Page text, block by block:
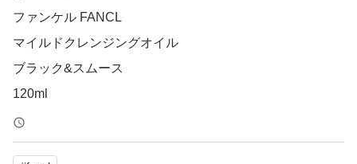
ファンケル FANCL
マイルドクレンジングオイル
ブラック&スムース
120ml
2点